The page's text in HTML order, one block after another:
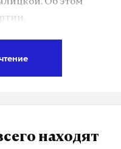
а
дельцам. Ранее
находят